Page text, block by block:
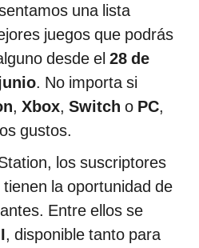
una lista
juegos que podrás
desde el 28 de
. No importa si
, Xbox, Switch o PC,
gustos.
los suscriptores
tienen la oportunidad de
Entre ellos se
, disponible tanto para